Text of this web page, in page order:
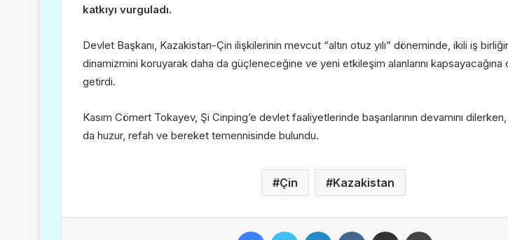
katkıyı vurguladı.
Devlet Başkanı, Kazakistan-Çin ilişkilerinin mevcut “altın otuz yılı” döneminde, ikili iş
dinamizmini koruyarak daha da güçleneceğine ve yeni etkileşim alanlarını kapsayacağına
getirdi.
Kasım Cömert Tokayev, Şi Cinping’e devlet faaliyetlerinde başarılarının devamını
da huzur, refah ve bereket temennisinde bulundu.
Çin Kazakistan